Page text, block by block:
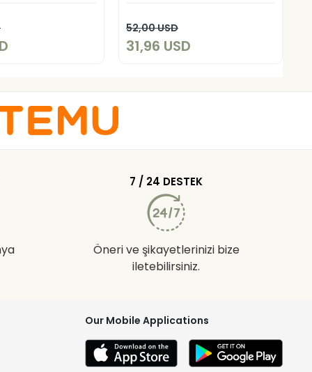
52,00 USD
31,96 USD
7 / 24 DESTEK
Öneri ve şikayetlerinizi bize
iletebilirsiniz.
Our Mobile Applications